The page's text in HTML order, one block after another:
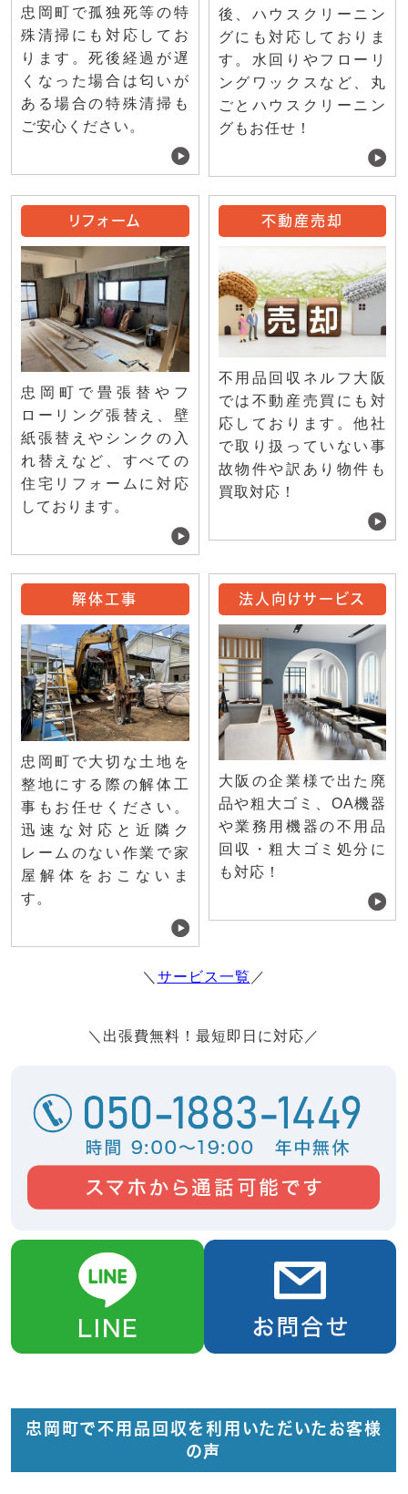
忠岡町で孤独死等の特
殊清掃にも対応してお
ります。死後経過が遅
くなった場合は匂いが
ある場合の特殊清掃も
ご安心ください。
後、ハウスクリーニン
グにも対応しておりま
す。水回りやフローリ
ングワックスなど、丸
ごとハウスクリーニン
グもお任せ！
リフォーム
忠岡町で畳張替やフ
ローリング張替え、壁
紙張替えやシンクの入
れ替えなど、すべての
住宅リフォームに対応
しております。
不動産売却
不用品回収ネルフ大阪
では不動産売買にも対
応しております。他社
で取り扱っていない事
故物件や訳あり物件も
買取対応！
解体工事
忠岡町で大切な土地を
整地にする際の解体工
事もお任せください。
迅速な対応と近隣ク
レームのない作業で家
屋解体をおこないま
す。
法人向けサービス
大阪の企業様で出た廃
品や粗大ゴミ、OA機器
や業務用機器の不用品
回収・粗大ゴミ処分に
も対応！
＼ サービス一覧 ／
＼出張費無料！最短即日に対応／
忠岡町で不用品回収を利用いただいたお客様
の声